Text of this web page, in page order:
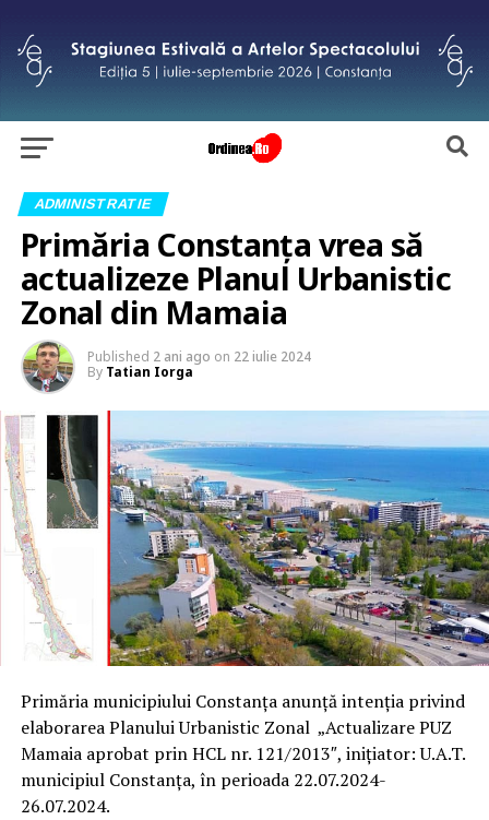
ADMINISTRATIE
Primăria Constanța vrea să
actualizeze Planul Urbanistic
Zonal din Mamaia
Published 2 ani ago on 22 iulie 2024
By Tatian Iorga
Primăria municipiului Constanța anunță intenția privind
elaborarea Planului Urbanistic Zonal „Actualizare PUZ
Mamaia aprobat prin HCL nr. 121/2013″, inițiator: U.A.T.
municipiul Constanța, în perioada 22.07.2024-
26.07.2024.